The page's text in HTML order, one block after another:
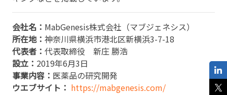
会社名： MabGenesis株式会社（マブジェネシス）
所在地： 神奈川県横浜市港北区新横浜3-7-18
代表者： 代表取締役 新庄 勝浩
設立： 2019年6月3日
事業内容： 医薬品の研究開発
ウエブサイト： https://mabgenesis.com/